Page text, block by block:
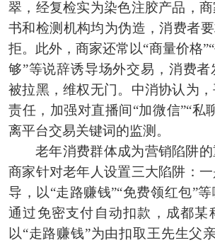
翠，经复检实为染色注胶产品，
书和检测机构均为伪造，消费者
拒。此外，商家还常以“商量价格
够”等说辞诱导场外交易，消费
被拉黑，维权无门。中消协认为
责任，加强对直播间“加微信”“私
离平台交易关键词的监测。
老年消费群体成为营销陷阱
商家针对老年人设置三大陷阱：
导，以“走路赚钱”“免费领红包”等
通过免密支付自动扣款，成都某
以“走路赚钱”为由扣取王先生父